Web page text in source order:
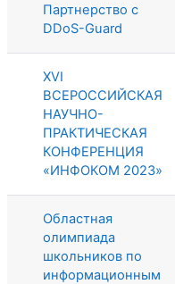
Партнерство с
DDoS-Guard
XVI
ВСЕРОССИЙСКАЯ
НАУЧНО-
ПРАКТИЧЕСКАЯ
КОНФЕРЕНЦИЯ
«ИНФОКОМ 2023»
Областная
олимпиада
школьников по
информационным